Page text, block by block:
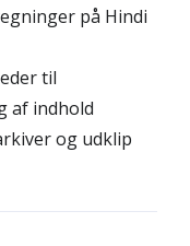
på Hindi
til
af indhold
og udklip